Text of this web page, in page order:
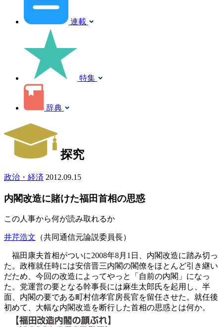
連載
特集
辞典
探究
政治・経済 2012.09.15
内閣改造に賭けた福田首相の思惑
この人事から何が読み取れるか
井芹浩文 （共同通信元論説委員長）
福田康夫首相がついに2008年8月1日、内閣改造に踏み切っ
た。政権就任時には安倍晋三内閣の閣僚をほとんど引き継い
だため、今回の改造によってやっと「自前の内閣」になっ
た。党運営の要となる幹事長には麻生太郎氏を起用し、半
面、内閣の要である町村信孝官房長官を留任させた。就任後
初めて、大幅な内閣改造を断行した首相の思惑とは何か。